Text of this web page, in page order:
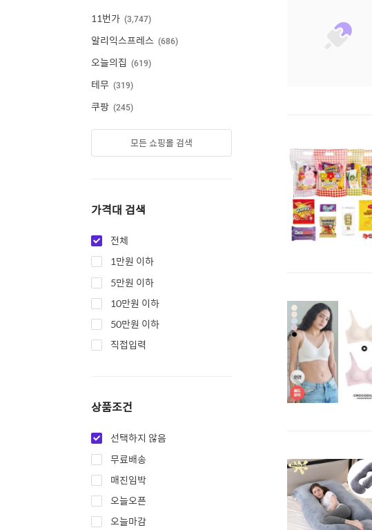
11번가 3,747
알리익스프레스 686
오늘의집 619
테무 319
쿠팡 245
모든 쇼핑몰 검색
가격대 검색
전체
1만원 이하
5만원 이하
10만원 이하
50만원 이하
직접입력
상품조건
선택하지 않음
무료배송
매진임박
오늘오픈
오늘마감